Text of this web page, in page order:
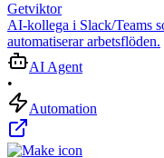
Getviktor
AI‑kollega i Slack/Teams
automatiserar arbetsflöden.
AI Agent
•
Automation